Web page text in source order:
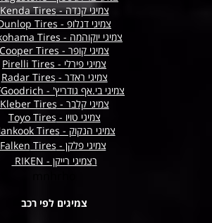
צמיגי קנדה - Kenda Tires
צמיגי דנלופ - Dunlop Tires
צמיגי יוקוהמה - Yokohama Tires
צמיגי קופר - Cooper Tires
צמיגי פירלי - Pirelli Tires
צמיגי ראדר - Radar Tires
צמיגי בי.אף גודריץ' - BFGoodrich
צמיגי קלבר - Kleber Tires
צמיגי טויו - Toyo Tires
צמיגי הנקוק - Hankook Tires
צמיגי פלקן -
Falken Tires
רצמיגי רייקן - RIKEN
צמיגים לפי רכב